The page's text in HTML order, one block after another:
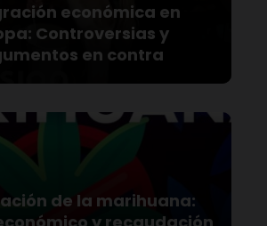
económica en
Controversias y
en contra
de la marihuana: